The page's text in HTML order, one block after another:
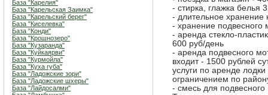
База "Карелия"
База "Карельская Заимка"
База "Карельский берег"
База "Киселевка"
База "Конди"
База "Крошнозеро"
База "Кузаранда"
База "Куйкаярви"
База "Курмойла"
База "Куха губа"
База "Ладожские зори"
База "Ладожские шхеры"
База "Лайдосалми"
- стирка, глажка белья
- длительное хранение
- хранение подвесного
- аренда стекло-
600 руб/день
- аренда подвесного
входит - 1500 рублей
услуги по аренде
ограничением по
- смесь для